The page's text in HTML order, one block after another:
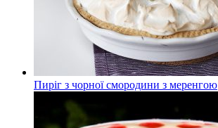
Пиріг з чорної смородини з меренгою